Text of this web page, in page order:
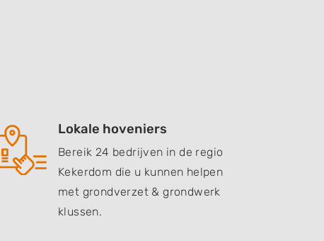
Lokale hoveniers
Bereik 24 bedrijven in de regio
Kekerdom die u kunnen helpen
met grondverzet & grondwerk
klussen.